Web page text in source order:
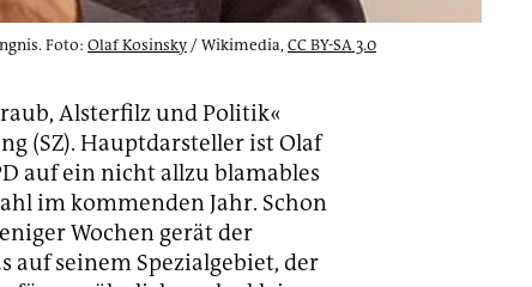
Foto: Olaf Kosinsky/ Wikimedia, CC BY-SA 3.0
Alsterfilz und Politik«
(SZ). Hauptdarsteller ist Olaf
auf ein nicht allzu blamables
im kommenden Jahr. Schon
Wochen gerät der
auf seinem Spezialgebiet, der